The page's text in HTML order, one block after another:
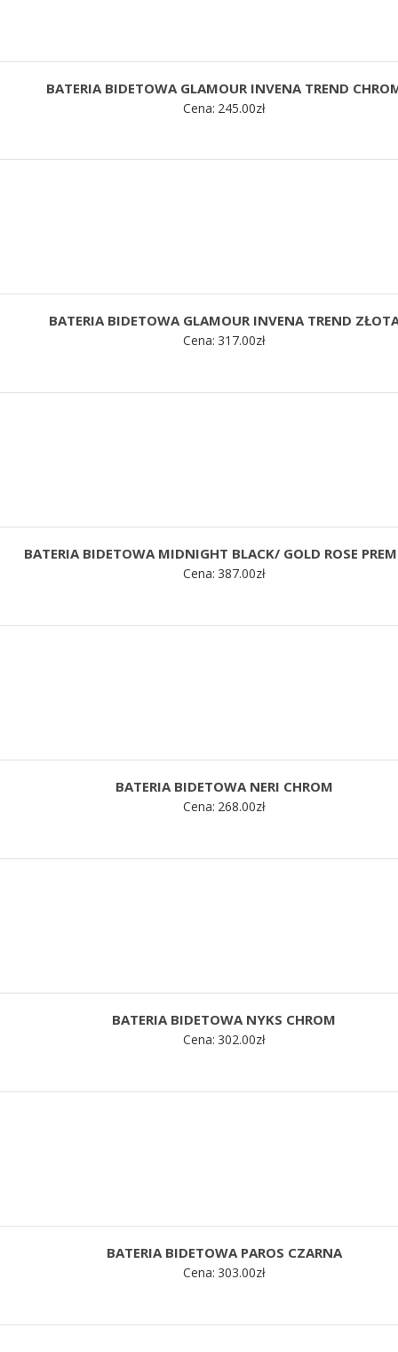
BATERIA BIDETOWA GLAMOUR INVENA TREND
Cena: 245.00zł
BATERIA BIDETOWA GLAMOUR INVENA TREND
Cena: 317.00zł
BATERIA BIDETOWA MIDNIGHT BLACK/ GOLD ROSE
Cena: 387.00zł
BATERIA BIDETOWA NERI CHROM
Cena: 268.00zł
BATERIA BIDETOWA NYKS CHROM
Cena: 302.00zł
BATERIA BIDETOWA PAROS CZARNA
Cena: 303.00zł